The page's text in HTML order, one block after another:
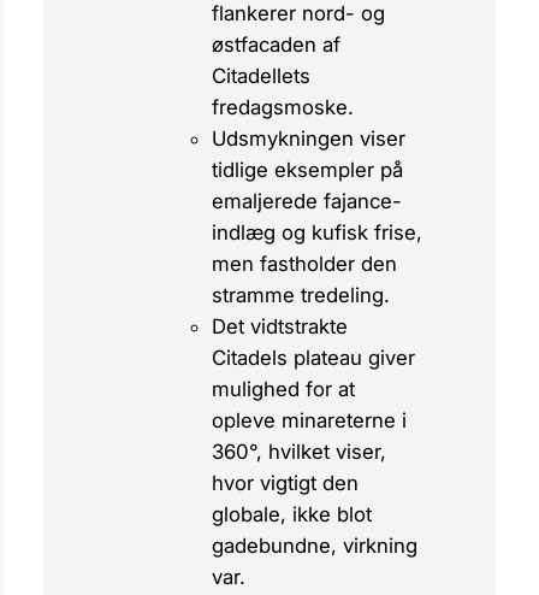
flankerer nord- og
østfacaden af
Citadellets
fredagsmoske.
Udsmykningen viser
tidlige eksempler på
emaljerede fajance-
indlæg og kufisk frise,
men fastholder den
stramme tredeling.
Det vidtstrakte
Citadels plateau giver
mulighed for at
opleve minareterne i
360°, hvilket viser,
hvor vigtigt den
globale, ikke blot
gadebundne, virkning
var.